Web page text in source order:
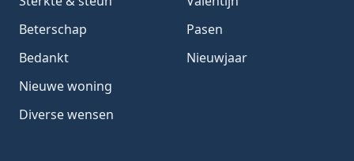
Beterschap
Bedankt
Nieuwe woning
Diverse wensen
Pasen
Nieuwjaar